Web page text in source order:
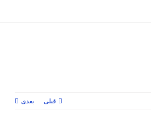
قبلی بعدی